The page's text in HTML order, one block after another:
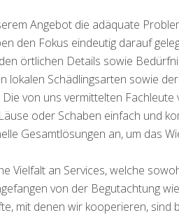
Angebot die adäquate
den Fokus eindeutig darauf
örtlichen Details sowie
lokalen Schädlingsarten sowie
von uns vermittelten Fachleute
oder Schaben einfach und
Gesamtlösungen an, um das
Vielfalt an Services, welche
von der Begutachtung
mit denen wir kooperieren, sind